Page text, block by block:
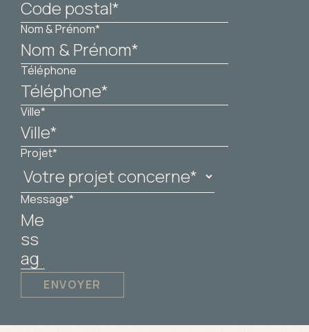
Nom & Prénom*
Téléphone
Ville*
Projet*
Message*
ENVOYER